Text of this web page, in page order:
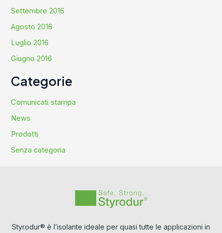
Settembre 2016
Agosto 2016
Luglio 2016
Giugno 2016
Categorie
Comunicati stampa
News
Prodotti
Senza categoria
Styrodur® è l’isolante ideale per quasi tutte le applicazioni in